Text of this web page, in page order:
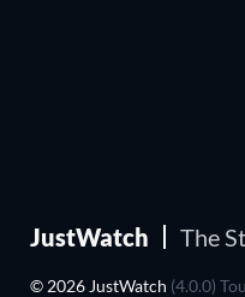
JustWatch The
© 2026 JustWatch (4.0.0)